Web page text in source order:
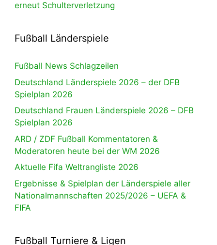
erneut Schulterverletzung
Fußball Länderspiele
Fußball News Schlagzeilen
Deutschland Länderspiele 2026 – der DFB
Spielplan 2026
Deutschland Frauen Länderspiele 2026 – DFB
Spielplan 2026
ARD / ZDF Fußball Kommentatoren &
Moderatoren heute bei der WM 2026
Aktuelle Fifa Weltrangliste 2026
Ergebnisse & Spielplan der Länderspiele aller
Nationalmannschaften 2025/2026 – UEFA &
FIFA
Fußball Turniere & Ligen